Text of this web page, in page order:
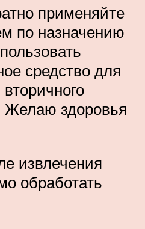
применяйте
по назначению
средство для
здоровья
извлечения
обработать